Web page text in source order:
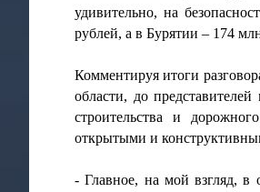
удивительно, на
рублей, а в Бурятии – 174
Комментируя итоги
области, до
строительства и
открытыми и
- Главное, на мой взгляд, в